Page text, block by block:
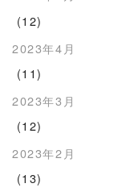
(12)
2023年4月
(11)
2023年3月
(12)
2023年2月
(13)